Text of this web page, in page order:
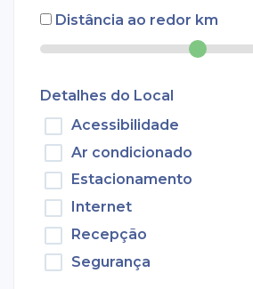
Distância ao redor km
Detalhes do Local
Acessibilidade
Ar condicionado
Estacionamento
Internet
Recepção
Segurança